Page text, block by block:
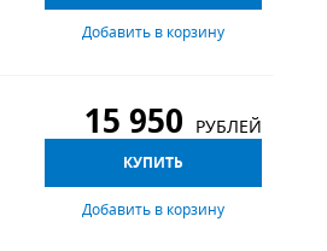
Добавить в корзину
15 950 РУБЛЕЙ
КУПИТЬ
Добавить в корзину